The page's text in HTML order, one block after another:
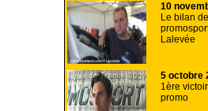
10
Le bilan
Lalevée
5 octobre
1ère
promo